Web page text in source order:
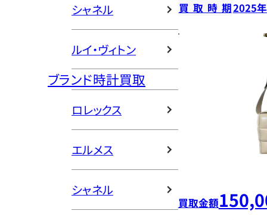
シャネル
ルイ・ヴィトン
ブランド時計買取
ロレックス
エルメス
シャネル
買取時期2025
買取金額